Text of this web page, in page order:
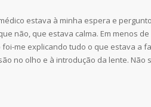
estava à minha espera e
não, que estava calma. Em menos
foi-me explicando tudo o que estava a
no olho e à introdução da lente. Não